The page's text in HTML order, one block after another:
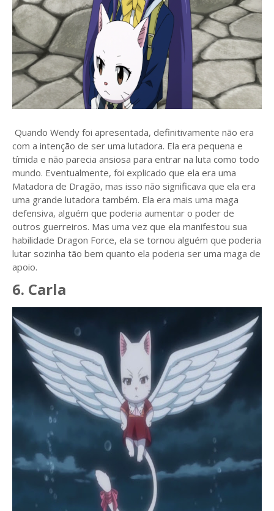
Quando Wendy foi apresentada, definitivamente não era
com a intenção de ser uma lutadora. Ela era pequena e
tímida e não parecia ansiosa para entrar na luta como todo
mundo. Eventualmente, foi explicado que ela era uma
Matadora de Dragão, mas isso não significava que ela era
uma grande lutadora também. Ela era mais uma maga
defensiva, alguém que poderia aumentar o poder de
outros guerreiros. Mas uma vez que ela manifestou sua
habilidade Dragon Force, ela se tornou alguém que poderia
lutar sozinha tão bem quanto ela poderia ser uma maga de
apoio.
6. Carla